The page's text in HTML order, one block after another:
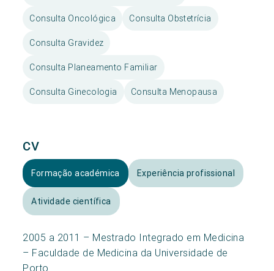
Consulta Oncológica Consulta Obstetrícia
Consulta Gravidez
Consulta Planeamento Familiar
Consulta Ginecologia Consulta Menopausa
CV
Formação académica Experiência profissional
Atividade científica
2005 a 2011 – Mestrado Integrado em Medicina
– Faculdade de Medicina da Universidade de
Porto